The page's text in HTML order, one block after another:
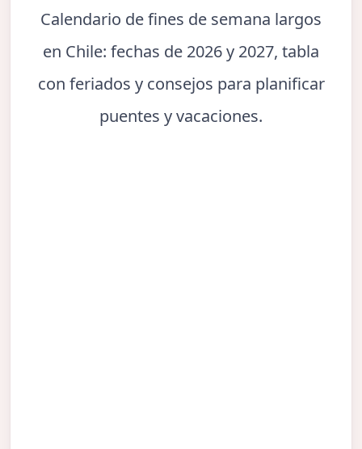
Calendario de fines de semana largos
en Chile: fechas de 2026 y 2027, tabla
con feriados y consejos para planificar
puentes y vacaciones.